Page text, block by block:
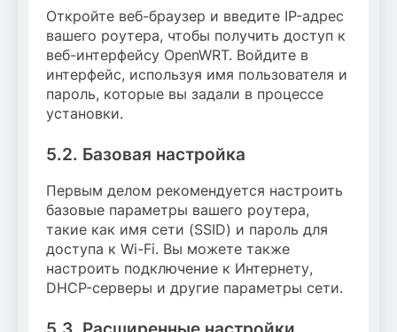
Откройте веб-браузер и введите IP-адрес
вашего роутера, чтобы получить доступ к
веб-интерфейсу OpenWRT. Войдите в
интерфейс, используя имя пользователя и
пароль, которые вы задали в процессе
установки.
5.2. Базовая настройка
Первым делом рекомендуется настроить
базовые параметры вашего роутера,
такие как имя сети (SSID) и пароль для
доступа к Wi-Fi. Вы можете также
настроить подключение к Интернету,
DHCP-серверы и другие параметры сети.